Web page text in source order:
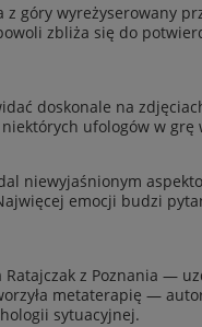
góry wyreży­serowany
zbliża się do
doskonale na
ufologów w
niewy­jaśnionym
emocji budzi
z Poz­na­nia —
metat­er­apię —
sytuacyjnej.